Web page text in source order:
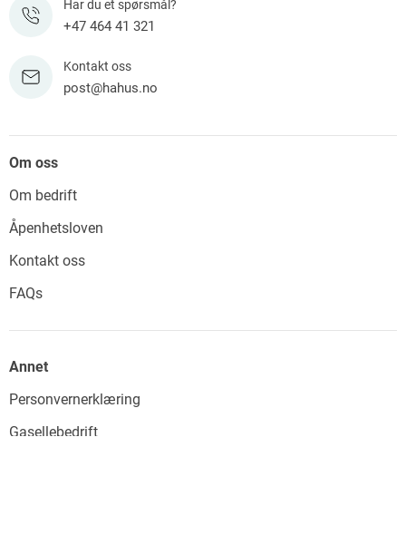
Har du et spørsmål?
+47 464 41 321
Kontakt oss
post@hahus.no
Om oss
Om bedrift
Åpenhetsloven
Kontakt oss
FAQs
Annet
Personvernerklæring
Gasellebedrift